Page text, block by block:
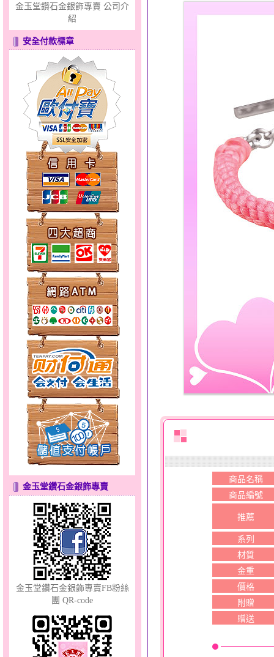
聽見愛～男金鋼手鍊
夢想幸福～男黃金戒指
錦繡龍鳳～黃金耳環
十字架～銀鋼套鍊
許願星光～黃金墜
幸福溫暖～金銀鋼套鍊
金玉堂鑽石金銀飾專賣 公司介
紹
安全付款標章
金玉堂鑽石金銀飾專賣
金玉堂鑽石金銀飾專賣FB粉絲
團 QR-code
商品名稱
商品編號
推薦
系列
材質
金重
價格
附贈
贈送